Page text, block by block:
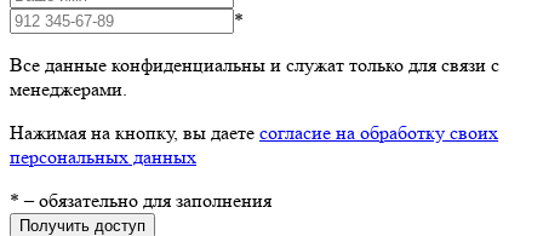
*
Все данные конфиденциальны и служат только для связи с
менеджерами.
Нажимая на кнопку, вы даете согласие на обработку своих
персональных данных
* – обязательно для заполнения
Получить доступ